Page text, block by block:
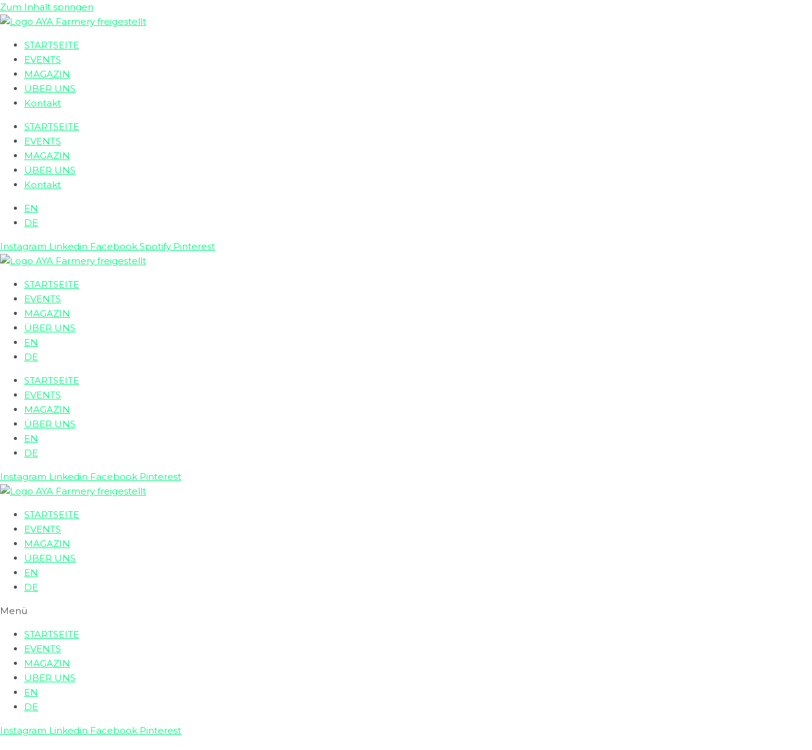
Zum Inhalt springen
STARTSEITE
EVENTS
MAGAZIN
ÜBER UNS
Kontakt
STARTSEITE
EVENTS
MAGAZIN
ÜBER UNS
Kontakt
EN
DE
Instagram Linkedin Facebook Spotify Pinterest
STARTSEITE
EVENTS
MAGAZIN
ÜBER UNS
EN
DE
STARTSEITE
EVENTS
MAGAZIN
ÜBER UNS
EN
DE
Instagram Linkedin Facebook Pinterest
STARTSEITE
EVENTS
MAGAZIN
ÜBER UNS
EN
DE
Menü
STARTSEITE
EVENTS
MAGAZIN
ÜBER UNS
EN
DE
Instagram Linkedin Facebook Pinterest